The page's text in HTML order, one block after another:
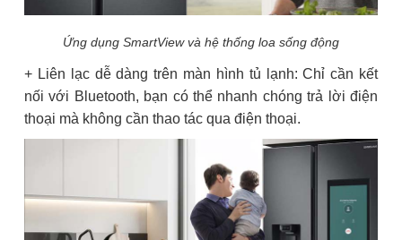
Ứng dụng SmartView và hệ thống loa sống động
+ Liên lạc dễ dàng trên màn hình tủ lạnh: Chỉ cần kết
nối với Bluetooth, bạn có thể nhanh chóng trả lời điện
thoại mà không cần thao tác qua điện thoại.